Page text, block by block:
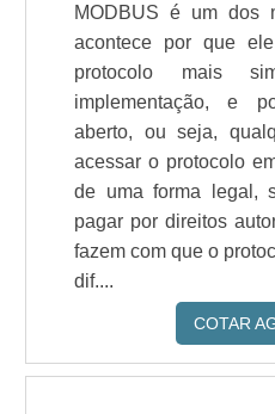
MODBUS é um dos
acontece por que
protocolo mais
implementação, e
aberto, ou seja,
acessar o protocolo
de uma forma legal,
pagar por direitos
fazem com que o
dif....
COTAR